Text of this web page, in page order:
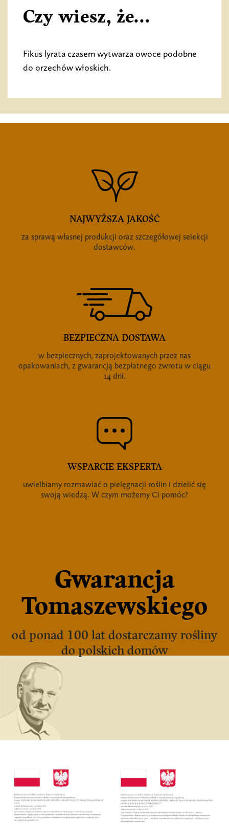
Czy wiesz, że...
Fikus lyrata czasem wytwarza owoce podobne
do orzechów włoskich.
Gwarancja
Tomaszewskiego
od ponad 100 lat dostarczamy rośliny
do polskich domów
NAJWYŻSZA JAKOŚĆ
za sprawą własnej produkcji oraz szczegółowej selekcji
dostawców.
BEZPIECZNA DOSTAWA
w bezpiecznych, zaprojektowanych przez nas
opakowaniach, z gwarancją bezpłatnego zwrotu w ciągu
14 dni.
WSPARCIE EKSPERTA
uwielbiamy rozmawiać o pielęgnacji roślin i dzielić się
swoją wiedzą. W czym możemy Ci pomóc?